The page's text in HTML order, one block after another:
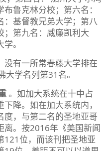
鲁克林分校；第六名：
：基督教兄弟大学；第八
；第九名：威廉凯利大
。
没有一所常春藤大学排在
学名列第31名。
。如加大系统在十中占
降。如在加大系统内，
度，与第二名的圣地亚哥
离。按2016年《美国新闻
121位，而该刊把圣地亚